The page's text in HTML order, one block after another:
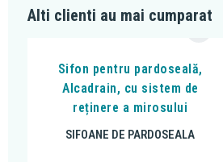
Alti clienti au mai cumparat
Sifon pentru pardoseală,
Alcadrain, cu sistem de
reținere a mirosului
SIFOANE DE PARDOSEALA